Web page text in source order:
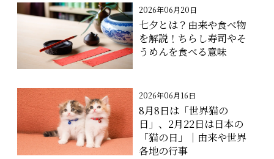
2026年06月20日
七夕とは？由来や食べ物
を解説！ちらし寿司やそ
うめんを食べる意味
2026年06月16日
8月8日は「世界猫の
日」、2月22日は日本の
「猫の日」｜由来や世界
各地の行事